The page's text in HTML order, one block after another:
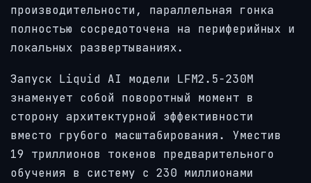
производительности, параллельная гонка
полностью сосредоточена на периферийных и
локальных развертываниях.
Запуск Liquid AI модели LFM2.5-230M
знаменует собой поворотный момент в
сторону архитектурной эффективности
вместо грубого масштабирования. Уместив
19 триллионов токенов предварительного
обучения в систему с 230 миллионами